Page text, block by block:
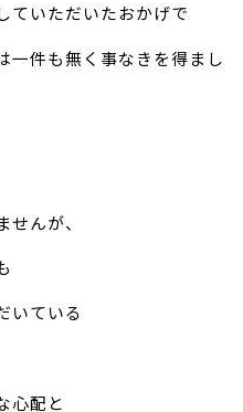
ていただいたおかげで
一件も無く事なきを得まし
せんが、
いている
心配と